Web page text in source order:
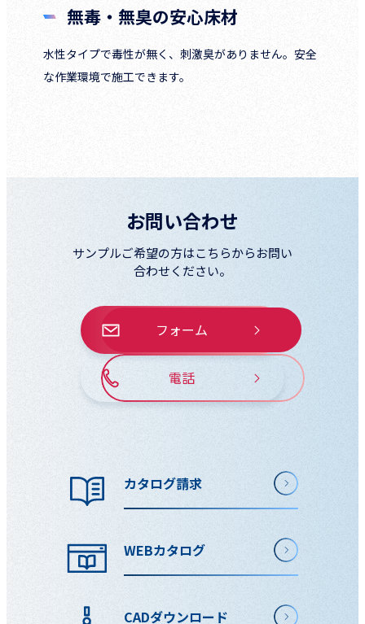
無毒・無臭の安心床材
水性タイプで毒性が無く、刺激臭がありません。安全
な作業環境で施工できます。
お問い合わせ
サンプルご希望の方はこちらからお問い
合わせください。
フォーム
電話
カタログ請求
WEBカタログ
CADダウンロード